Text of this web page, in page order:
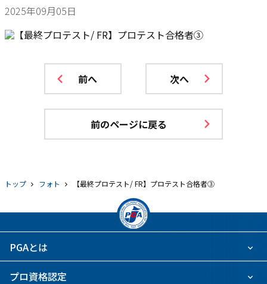
2025年09月05日
前へ 次へ
前のページに戻る
トップ フォト 【最終プロテスト/ FR】プロテスト合格者③
PGAとは
プロ資格認定